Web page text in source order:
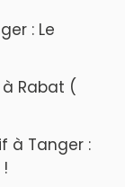
: Le
Rabat (
à Tanger :